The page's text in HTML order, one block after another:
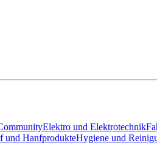
Elektro und Elektrotechnik
und HanfprodukteHygiene und